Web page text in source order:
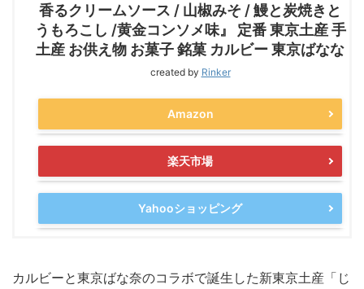
香るクリームソース / 山椒みそ / 鰻と炭焼きと
うもろこし /黄金コンソメ味』 定番 東京土産 手
土産 お供え物 お菓子 銘菓 カルビー 東京ばなな
created by Rinker
Amazon
楽天市場
Yahooショッピング
カルビーと東京ばな奈のコラボで誕生した新東京土産「じ